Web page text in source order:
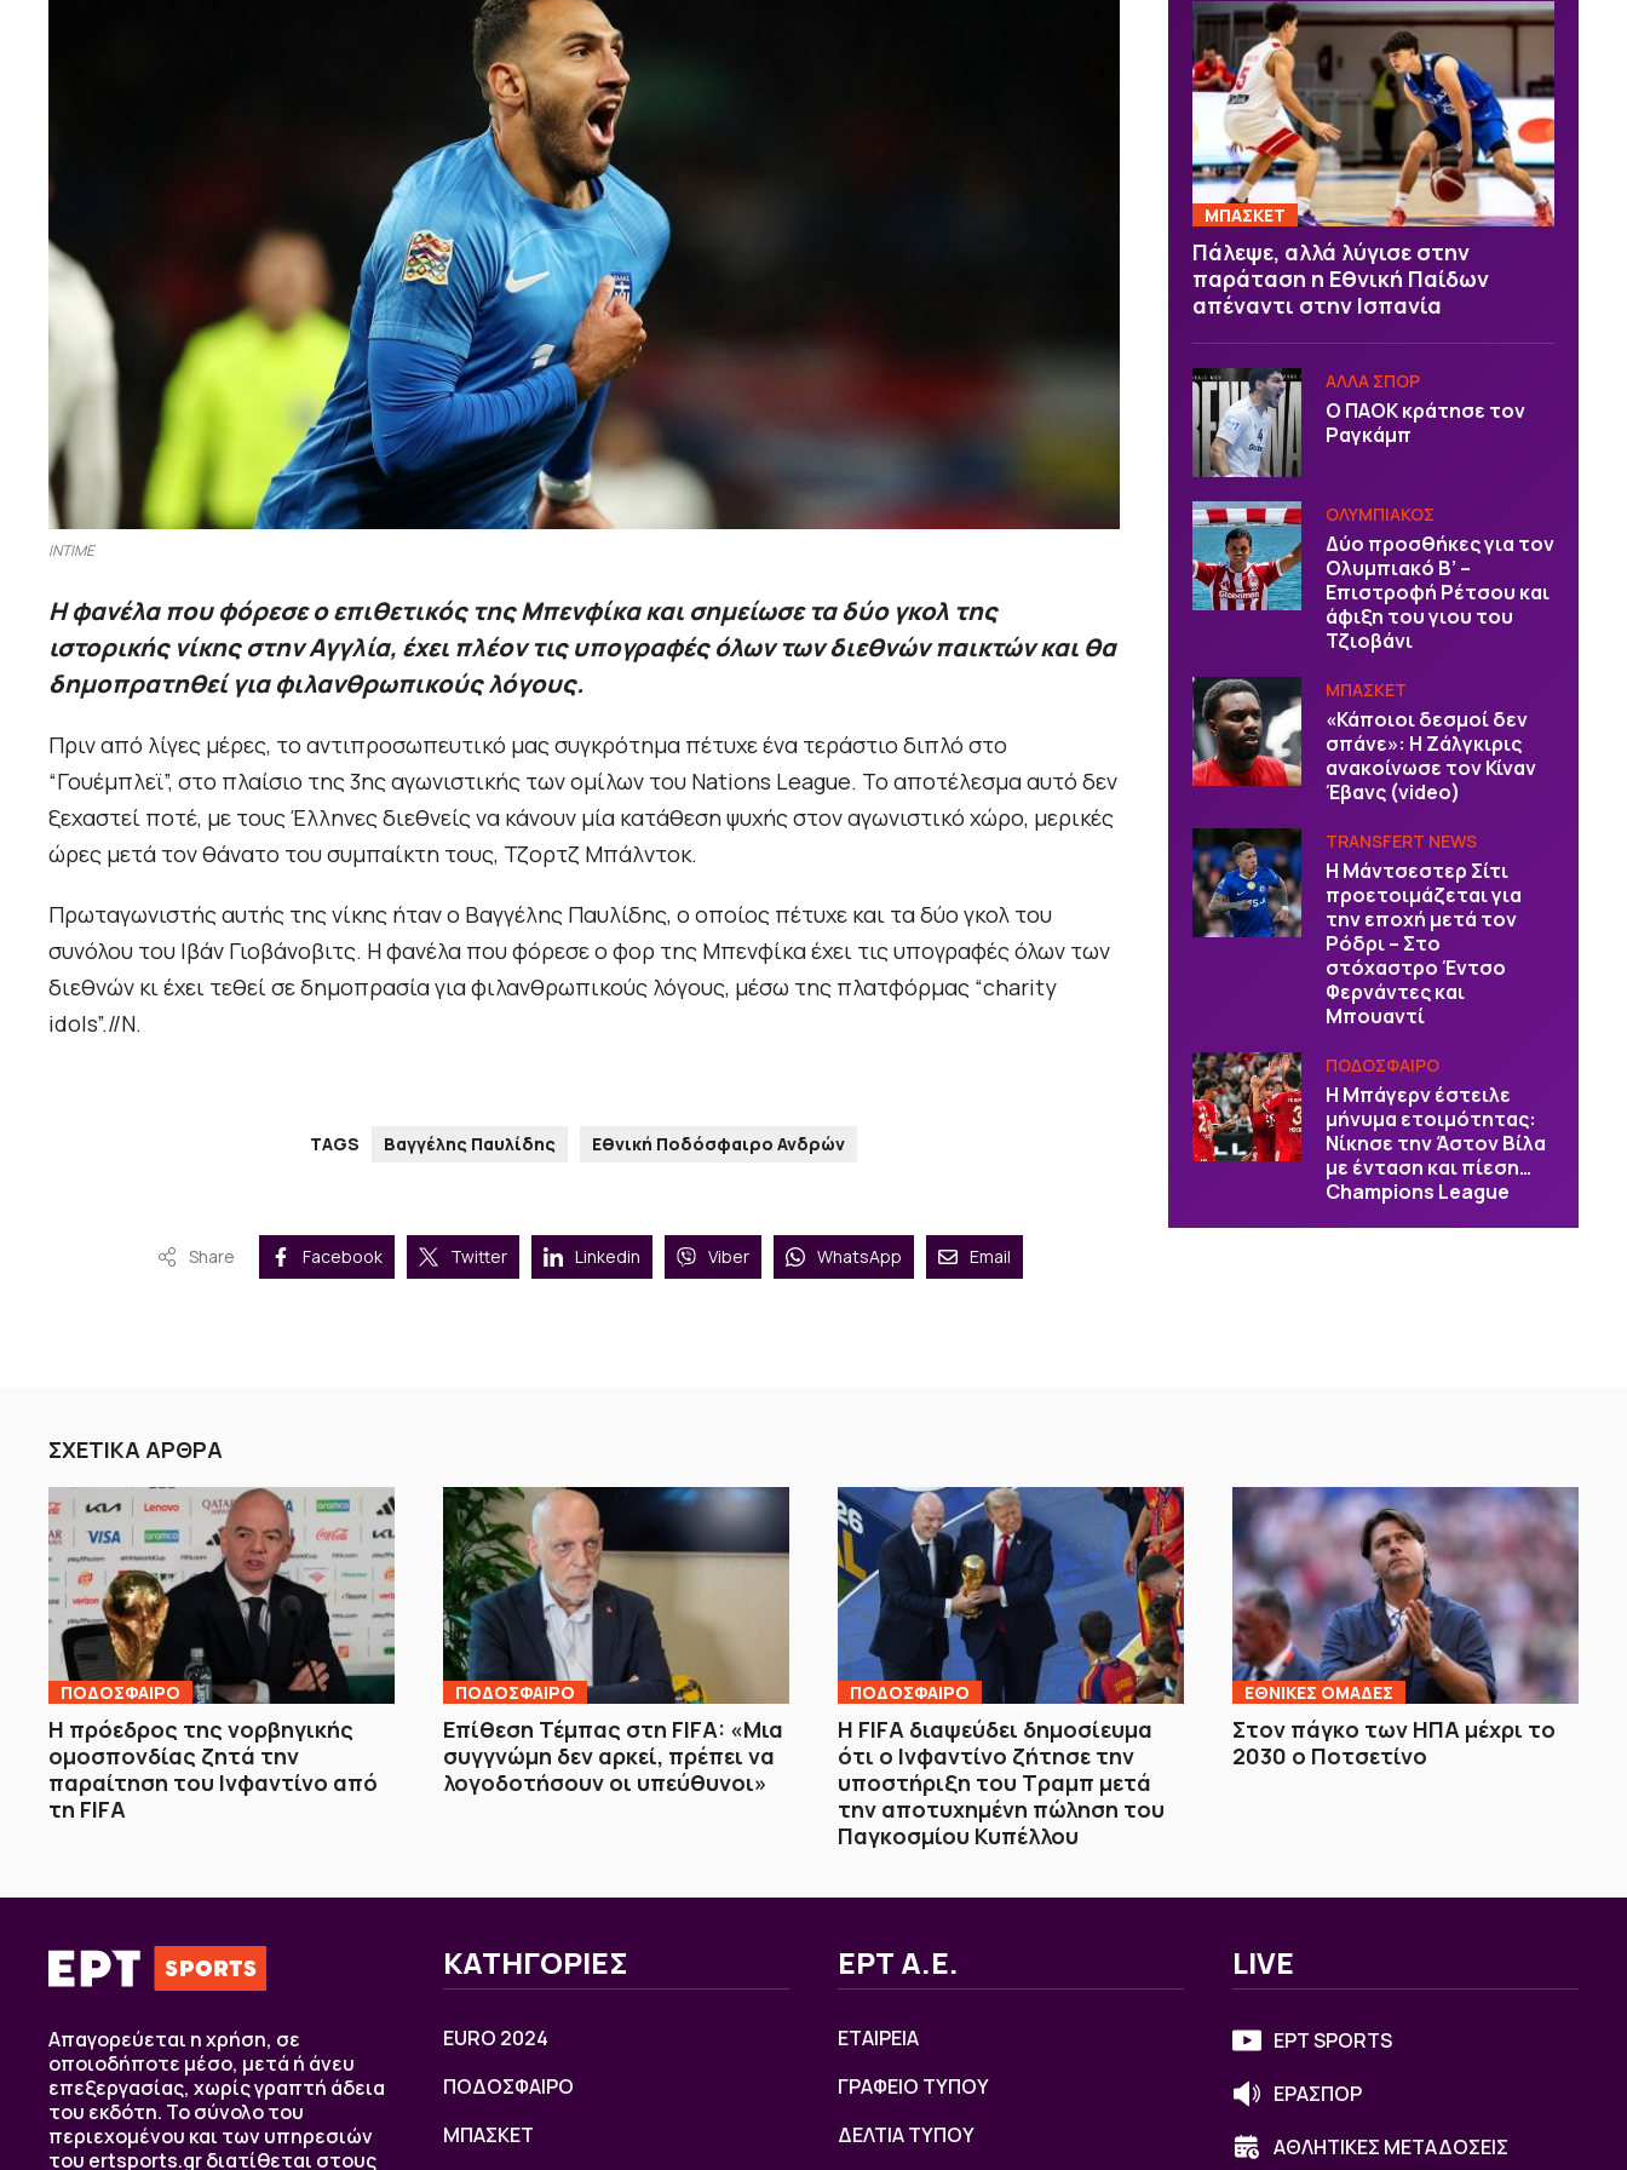
INTIME
Η φανέλα που φόρεσε ο επιθετικός της Μπενφίκα και σημείωσε τα δύο γκολ της
ιστορικής νίκης στην Αγγλία, έχει πλέον τις υπογραφές όλων των διεθνών παικτών και θα
δημοπρατηθεί για φιλανθρωπικούς λόγους.
Πριν από λίγες μέρες, το αντιπροσωπευτικό μας συγκρότημα πέτυχε ένα τεράστιο διπλό στο
“Γουέμπλεϊ”, στο πλαίσιο της 3ης αγωνιστικής των ομίλων του Νations League. Το αποτέλεσμα αυτό δεν
ξεχαστεί ποτέ, με τους Έλληνες διεθνείς να κάνουν μία κατάθεση ψυχής στον αγωνιστικό χώρο, μερικές
ώρες μετά τον θάνατο του συμπαίκτη τους, Τζορτζ Μπάλντοκ.
Πρωταγωνιστής αυτής της νίκης ήταν ο Βαγγέλης Παυλίδης, ο οποίος πέτυχε και τα δύο γκολ του
συνόλου του Ιβάν Γιοβάνοβιτς. Η φανέλα που φόρεσε ο φορ της Μπενφίκα έχει τις υπογραφές όλων των
διεθνών κι έχει τεθεί σε δημοπρασία για φιλανθρωπικούς λόγους, μέσω της πλατφόρμας “charity
idols”.//Ν.
TAGS Βαγγέλης Παυλίδης Εθνική Ποδόσφαιρο Ανδρών
Share Facebook Twitter Linkedin Viber WhatsApp Email
ΜΠΑΣΚΕΤ
Πάλεψε, αλλά λύγισε στην
παράταση η Εθνική Παίδων
απέναντι στην Ισπανία
ΑΛΛΑ ΣΠΟΡ
Ο ΠΑΟΚ κράτησε τον
Ραγκάμπ
ΟΛΥΜΠΙΑΚΟΣ
Δύο προσθήκες για τον
Ολυμπιακό Β’ –
Επιστροφή Ρέτσου και
άφιξη του γιου του
Τζιοβάνι
ΜΠΑΣΚΕΤ
«Κάποιοι δεσμοί δεν
σπάνε»: Η Ζάλγκιρις
ανακοίνωσε τον Κίναν
Έβανς (video)
TRANSFERT NEWS
Η Μάντσεστερ Σίτι
προετοιμάζεται για
την εποχή μετά τον
Ρόδρι – Στο
στόχαστρο Έντσο
Φερνάντες και
Μπουαντί
ΠΟΔΟΣΦΑΙΡΟ
Η Μπάγερν έστειλε
μήνυμα ετοιμότητας:
Νίκησε την Άστον Βίλα
με ένταση και πίεση…
Champions League
ΣΧΕΤΙΚΑ ΑΡΘΡΑ
ΠΟΔΟΣΦΑΙΡΟ
Η πρόεδρος της νορβηγικής
ομοσπονδίας ζητά την
παραίτηση του Ινφαντίνο από
τη FIFA
ΠΟΔΟΣΦΑΙΡΟ
Επίθεση Τέμπας στη FIFA: «Μια
συγγνώμη δεν αρκεί, πρέπει να
λογοδοτήσουν οι υπεύθυνοι»
ΠΟΔΟΣΦΑΙΡΟ
Η FIFA διαψεύδει δημοσίευμα
ότι ο Ινφαντίνο ζήτησε την
υποστήριξη του Τραμπ μετά
την αποτυχημένη πώληση του
Παγκοσμίου Κυπέλλου
ΕΘΝΙΚΕΣ ΟΜΑΔΕΣ
Στον πάγκο των ΗΠΑ μέχρι το
2030 ο Ποτσετίνο
Απαγορεύεται η χρήση, σε
οποιοδήποτε μέσο, μετά ή άνευ
επεξεργασίας, χωρίς γραπτή άδεια
του εκδότη. Το σύνολο του
περιεχομένου και των υπηρεσιών
του ertsports.gr διατίθεται στους
ΚΑΤΗΓΟΡΙΕΣ
EURO 2024
ΠΟΔΟΣΦΑΙΡΟ
ΜΠΑΣΚΕΤ
ΕΡΤ Α.Ε.
ΕΤΑΙΡΕΙΑ
ΓΡΑΦΕΙΟ ΤΥΠΟΥ
ΔΕΛΤΙΑ ΤΥΠΟΥ
LIVE
ΕΡΤ SPORTS
ΕΡΑΣΠΟΡ
ΑΘΛΗΤΙΚΕΣ ΜΕΤΑΔΟΣΕΙΣ